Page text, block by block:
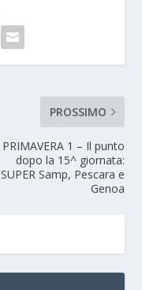
PROSSIMO
PRIMAVERA 1 – Il punto
dopo la 15^ giornata:
SUPER Samp, Pescara e
Genoa